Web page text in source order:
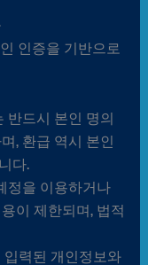
인증을 기반으로
반드시 본인 명의
, 환급 역시 본인
다.
정을 이용하거나
이 제한되며, 법적
력된 개인정보와